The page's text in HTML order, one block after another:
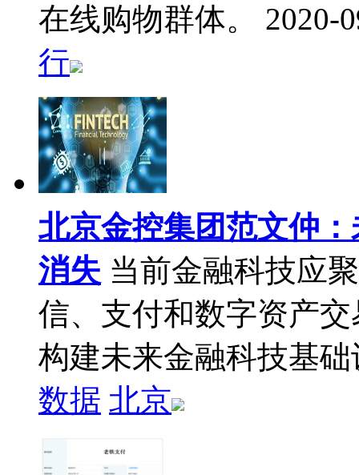
在线购物群体。
2020-
行
北京金控集团范文仲
消失 当前金融科技应
信、支付和数字资产
构建未来金融科技基
数据 北京